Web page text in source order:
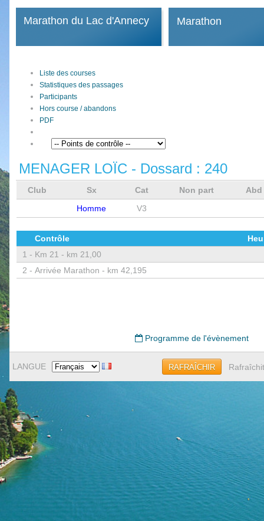
Marathon du Lac d'Annecy Marathon
Liste des courses
Statistiques des passages
Participants
Hors course / abandons
PDF
MENAGER LOÏC - Dossard : 240
Club Sx Cat Non part
Abd
Homme
V3
Contrôle
1 - Km 21 - km 21,00
2 - Arrivée Marathon - km 42,195
Programme de l'évènement
LANGUE RAFRAÎCHIR